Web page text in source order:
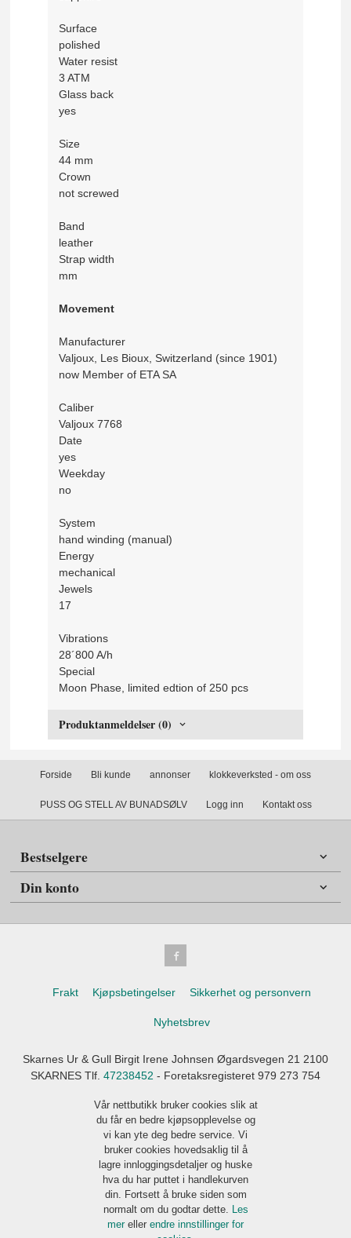
Surface
polished
Water resist
3 ATM
Glass back
yes
Size
44 mm
Crown
not screwed
Band
leather
Strap width
mm
Movement
Manufacturer
Valjoux, Les Bioux, Switzerland (since 1901)
now Member of ETA SA
Caliber
Valjoux 7768
Date
yes
Weekday
no
System
hand winding (manual)
Energy
mechanical
Jewels
17
Vibrations
28´800 A/h
Special
Moon Phase, limited edtion of 250 pcs
Produktanmeldelser (0)
Forside Bli kunde annonser klokkeverksted - om oss
PUSS OG STELL AV BUNADSØLV Logg inn Kontakt oss
Bestselgere
Din konto
Frakt Kjøpsbetingelser Sikkerhet og personvern
Nyhetsbrev
Skarnes Ur & Gull Birgit Irene Johnsen Øgardsvegen 21 2100
SKARNES Tlf. 47238452 - Foretaksregisteret 979 273 754
Vår nettbutikk bruker cookies slik at
du får en bedre kjøpsopplevelse og
vi kan yte deg bedre service. Vi
bruker cookies hovedsaklig til å
lagre innloggingsdetaljer og huske
hva du har puttet i handlekurven
din. Fortsett å bruke siden som
normalt om du godtar dette. Les
mer eller endre innstillinger for